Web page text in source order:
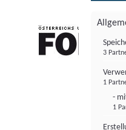
3
1
-
1
FONDS professionell